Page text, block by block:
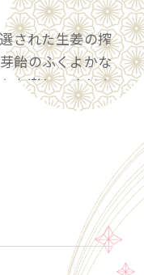
された生姜の搾
飴のふくよかな
お楽しみくださ
心してお召し上
だけます。
ください
なるべくキンキ